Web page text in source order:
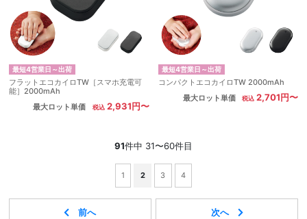
最短4営業日～出荷
フラットエコカイロTW［スマホ充電可
能］2000mAh
最大ロット単価
2,931円〜
最短4営業日～出荷
コンパクトエコカイロTW 2000mAh
最大ロット単価
2,701円〜
91件中 31〜60件目
1 2 3 4